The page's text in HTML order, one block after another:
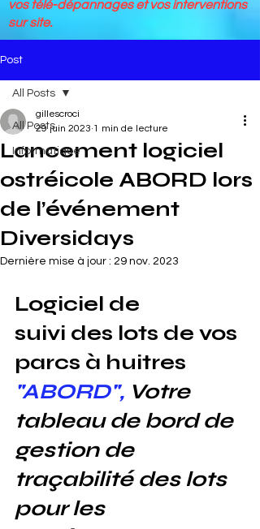
vos télé-dépannages et vos interventions
sur site.
Post
All Posts
Informatique
All Posts
Lancement logiciel
ostréicole ABORD lors
de l’événement
Diversidays
gillescroci
29 juin 2023 1 min de lecture
Dernière mise à jour : 29 nov. 2023
​Logiciel de
suivi des lots de vos
parcs à huitres
"ABORD", Votre
tableau de bord de
gestion de
traçabilité des lots
pour les